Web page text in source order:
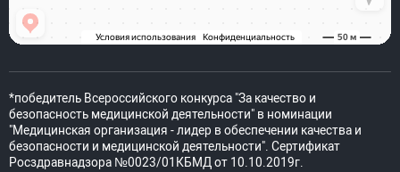
*победитель Всероссийского конкурса "За качество и
безопасность медицинской деятельности" в номинации
"Медицинская организация - лидер в обеспечении качества и
безопасности и медицинской деятельности". Сертификат
Росздравнадзора №0023/01КБМД от 10.10.2019г.